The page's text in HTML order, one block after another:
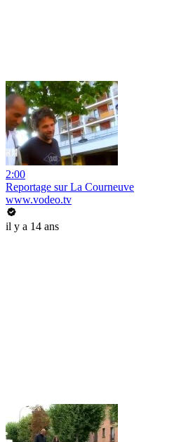
2:00
Reportage sur La Courneuve
www.vodeo.tv
il y a 14 ans